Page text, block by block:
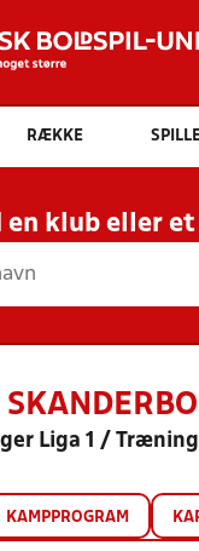
Hvad
INDHOLD
RESULTATER,
HOLD
RÆKKE
en klub eller et
Liga 1 /
KAMPPROGRAM